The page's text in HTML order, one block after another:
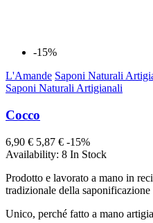
-15%
L'Amande Saponi Naturali
Saponi Naturali Artigianali
Cocco
6,90 € 5,87 € -15%
Availability: 8 In Stock
Prodotto e lavorato a mano in
tradizionale della saponificazione
Unico, perché fatto a mano